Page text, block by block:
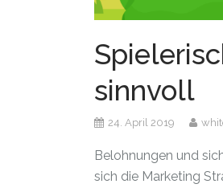
sinnvoll
24. April 2019
Belohnungen und
sich die Marketing